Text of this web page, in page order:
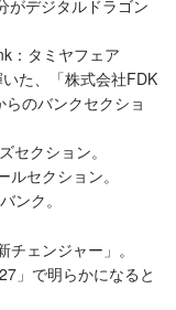
がデジタルドラゴン
：タミヤフェア
た、「株式会社FDK
のバンクセクショ
セクション。
セクション。
ンク。
ェンジャー」。
」で明らかになると